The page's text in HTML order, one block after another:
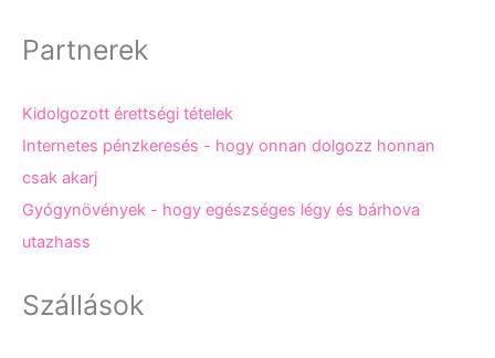
Partnerek
Kidolgozott érettségi tételek
Internetes pénzkeresés - hogy onnan dolgozz honnan
csak akarj
Gyógynövények - hogy egészséges légy és bárhova
utazhass
Szállások